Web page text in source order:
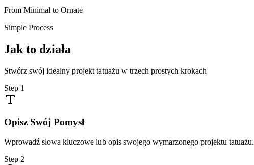
From Minimal to Ornate
Simple Process
Jak to działa
Stwórz swój idealny projekt tatuażu w trzech prostych krokach
Step 1
Opisz Swój Pomysł
Wprowadź słowa kluczowe lub opis swojego wymarzonego projektu tatuażu.
Step 2